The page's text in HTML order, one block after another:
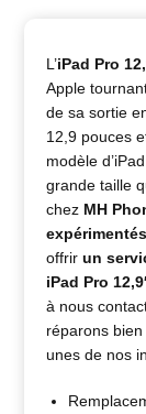
L’iPad Pro
Apple
de sa sortie
12,9 pouces
modèle
grande taille
chez MH
expérimentés
offrirun
iPad Pro
à nous
réparons
unes de nos